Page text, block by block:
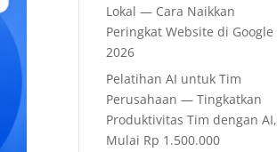
Lokal — Cara Naikkan
Peringkat Website di Google
2026
Pelatihan AI untuk Tim
Perusahaan — Tingkatkan
Produktivitas Tim dengan AI,
Mulai Rp 1.500.000